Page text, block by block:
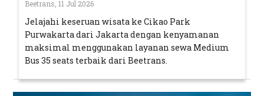
Beetrans, 11 Jul 2026
Jelajahi keseruan wisata ke Cikao Park
Purwakarta dari Jakarta dengan kenyamanan
maksimal menggunakan layanan sewa Medium
Bus 35 seats terbaik dari Beetrans.